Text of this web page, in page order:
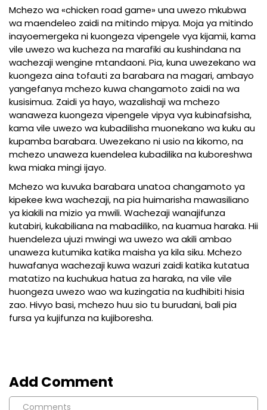
Mchezo wa «chicken road game» una uwezo mkubwa
wa maendeleo zaidi na mitindo mipya. Moja ya mitindo
inayoemergeka ni kuongeza vipengele vya kijamii, kama
vile uwezo wa kucheza na marafiki au kushindana na
wachezaji wengine mtandaoni. Pia, kuna uwezekano wa
kuongeza aina tofauti za barabara na magari, ambayo
yangefanya mchezo kuwa changamoto zaidi na wa
kusisimua. Zaidi ya hayo, wazalishaji wa mchezo
wanaweza kuongeza vipengele vipya vya kubinafsisha,
kama vile uwezo wa kubadilisha muonekano wa kuku au
kupamba barabara. Uwezekano ni usio na kikomo, na
mchezo unaweza kuendelea kubadilika na kuboreshwa
kwa miaka mingi ijayo.
Mchezo wa kuvuka barabara unatoa changamoto ya
kipekee kwa wachezaji, na pia huimarisha mawasiliano
ya kiakili na mizio ya mwili. Wachezaji wanajifunza
kutabiri, kukabiliana na mabadiliko, na kuamua haraka. Hii
huendeleza ujuzi mwingi wa uwezo wa akili ambao
unaweza kutumika katika maisha ya kila siku. Mchezo
huwafanya wachezaji kuwa wazuri zaidi katika kutatua
matatizo na kuchukua hatua za haraka, na vile vile
huongeza uwezo wao wa kuzingatia na kudhibiti hisia
zao. Hivyo basi, mchezo huu sio tu burudani, bali pia
fursa ya kujifunza na kujiboresha.
Add Comment